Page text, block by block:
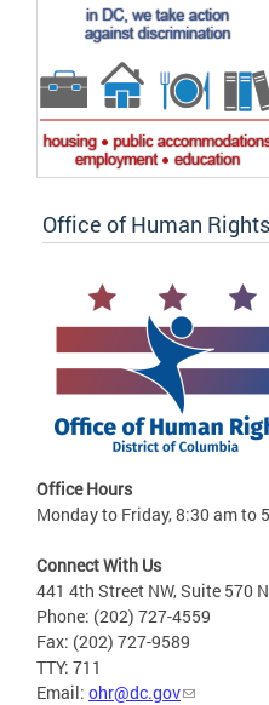
Office of Human Rights
Office Hours
Monday to Friday, 8:30 am to
Connect With Us
441 4th Street NW, Suite 570
Phone: (202) 727-4559
Fax: (202) 727-9589
TTY: 711
Email: ohr@dc.gov